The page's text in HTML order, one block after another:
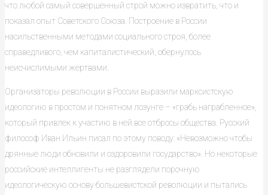
что любой самый совершенный строй можно извратить, что и
показал опыт Советского Союза. Построение в России
насильственными методами социального строя, более
справедливого, чем капиталистический, обернулось
неисчислимыми жертвами.
Организаторы революции в России выразили марксистскую
идеологию в простом и понятном лозунге – «грабь награбленное»,
который привлек к участию в ней все отбросы общества. Русский
философ Иван Ильин писал по этому поводу: «Невозможно чтобы
дрянные люди обновили и оздоровили государство». Но некоторые
российские интеллигенты не разглядели порочную
идеологическую основу большевистской революции и пытались